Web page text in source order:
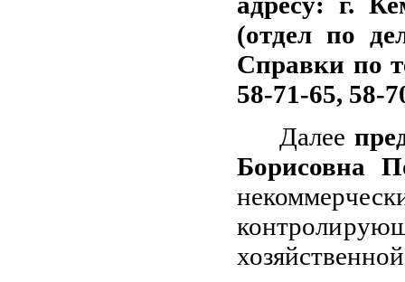
(отдел по
Справки по
58-71-65, 58-
Далее
Борисовна